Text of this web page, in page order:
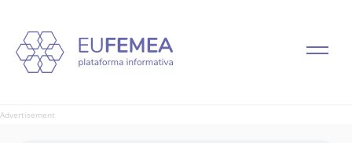
Advertisement